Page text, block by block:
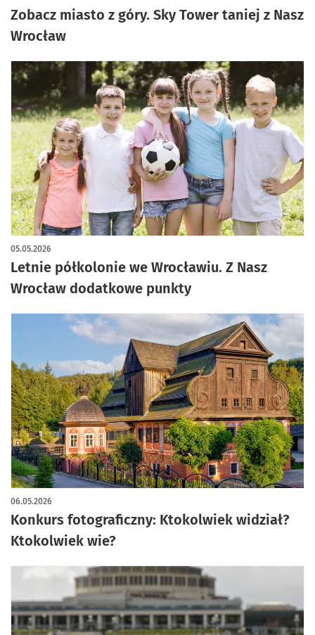
Zobacz miasto z góry. Sky Tower taniej z Nasz
Wrocław
Letnie półkolonie we Wrocławiu. Z Nasz
Wrocław dodatkowe punkty
05.05.2026
Konkurs fotograficzny: Ktokolwiek widział?
Ktokolwiek wie?
06.05.2026